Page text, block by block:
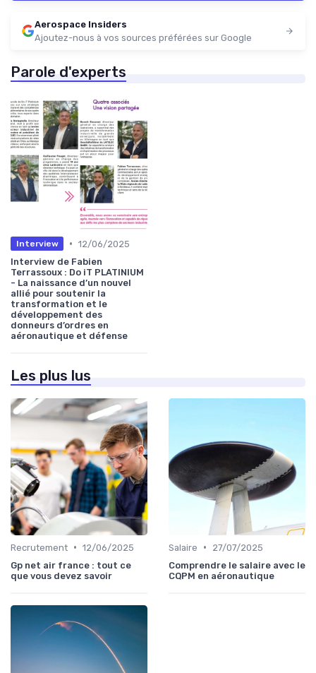
Aerospace Insiders
Ajoutez-nous à vos sources préférées sur Google
Parole d'experts
Interview • 12/06/2025
Interview de Fabien
Terrassoux : Do iT PLATINIUM
- La naissance d’un nouvel
allié pour soutenir la
transformation et le
développement des
donneurs d’ordres en
aéronautique et défense
Les plus lus
Recrutement • 12/06/2025
Gp net air france : tout ce
que vous devez savoir
Salaire •
27/07/2025
Comprendre le salaire avec le
CQPM en aéronautique